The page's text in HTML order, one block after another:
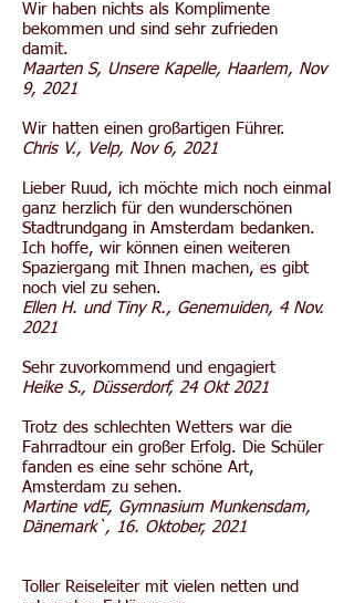
Wir haben nichts als Komplimente
bekommen und sind sehr zufrieden
damit.
Maarten S, Unsere Kapelle, Haarlem, Nov
9, 2021
Wir hatten einen großartigen Führer.
Chris V., Velp, Nov 6, 2021
Lieber Ruud, ich möchte mich noch einmal
ganz herzlich für den wunderschönen
Stadtrundgang in Amsterdam bedanken.
Ich hoffe, wir können einen weiteren
Spaziergang mit Ihnen machen, es gibt
noch viel zu sehen.
Ellen H. und Tiny R., Genemuiden, 4 Nov.
2021
Sehr zuvorkommend und engagiert
Heike S., Düsserdorf, 24 Okt 2021
Trotz des schlechten Wetters war die
Fahrradtour ein großer Erfolg. Die Schüler
fanden es eine sehr schöne Art,
Amsterdam zu sehen.
Martine vdE, Gymnasium Munkensdam,
Dänemark`, 16. Oktober, 2021
Toller Reiseleiter mit vielen netten und